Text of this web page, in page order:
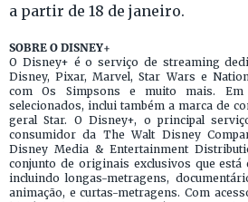
a partir de 18 de janeiro.
SOBRE O DISNEY+
O Disney+ é o serviço de streaming
Disney, Pixar, Marvel, Star Wars e
com Os Simpsons e muito mais. Em
selecionados, inclui também a marca de
geral Star. O Disney+, o principal
consumidor da The Walt Disney
Disney Media & Entertainment
conjunto de originais exclusivos que está
incluindo longas-metragens,
animação, e curtas-metragens. Com